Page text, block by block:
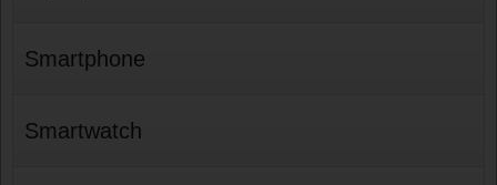
Smartphone
Smartwatch